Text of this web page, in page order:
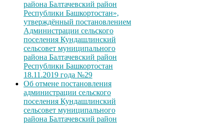
района Балтачевский район
Республики Башкортостан»,
утверждённый постановлением
Администрации сельского
поселения Кундашлинский
сельсовет муниципального
района Балтачевский район
Республики Башкортостан
18.11.2019 года №29
Об отмене постановления
администрации сельского
поселения Кундашлинский
сельсовет муниципального
района Балтачевский район